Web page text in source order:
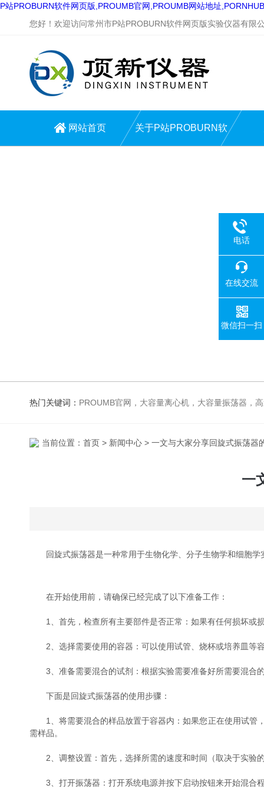
P站PROBURN软件网页版,PROUMB官网,PROUMB网站地址
您好！欢迎访问常州市P站PROBURN软件网页版实验仪器有限公
网站首页 关于P站PROBURN软
热门关键词： PROUMB官网，大容量离心机，大容量振荡器，高速冷冻离心机，生化、光照、振荡培养箱，磁力搅拌器
当前位置： 首页 > 新闻中心 > 一文与大家分享回旋式振荡器
一
回旋式振荡器是一种常用于生物化学、分子生物学和细胞学实验
在开始使用前，请确保已经完成了以下准备工作：
1、首先，检查所有主要部件是否正常：如果有任何损坏或
2、选择需要使用的容器：可以使用试管、烧杯或培养皿等容
3、准备需要混合的试剂：根据实验需要准备好所需要混合的样
下面是回旋式振荡器的使用步骤：
1、将需要混合的样品放置于容器内：如果您正在使用试管
需样品。
2、调整设置：首先，选择所需的速度和时间（取决于实验的
3、打开振荡器：打开系统电源并按下启动按钮来开始混合
电话
在线交流
微信扫一扫